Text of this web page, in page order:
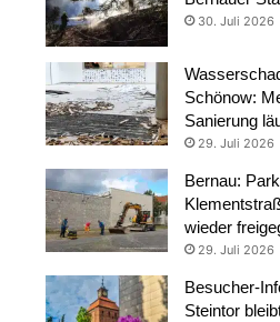
30. Juli 2026
Schönow:
Sanierung
29. Juli 2026
Bernau:
wieder
29. Juli 2026
Besucher-
Steintor